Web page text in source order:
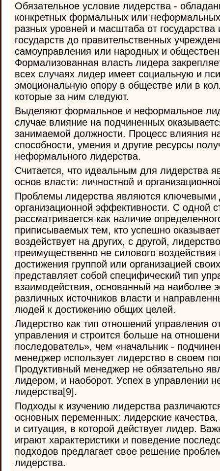
Обязательное условие лидерства -
конкретных формальных или
разных уровней и масштаба от
государств до правительственных
самоуправления или народных и
Формализованная власть лидера
всех случаях лидер имеет социальную и
эмоциональную опору в обществе или в
которые за ним следуют.
Выделяют формальное и неформальное
случае влияние на подчиненных
занимаемой должности. Процесс влияния
способности, умения и другие ресурсы
неформального лидерства.
Считается, что идеальным для лидерства
основ власти: личностной и
Проблемы лидерства являются ключевыми
организационной эффективности. С одной
рассматривается как наличие
приписываемых тем, кто успешно
воздействует на других, с другой,
преимущественно не силового
достижения группой или организацией
представляет собой специфический тип
взаимодействия, основанный на наиболее
различных источников власти и
людей к достижению общих целей.
Лидерство как тип отношений управления
управления и строится больше на
последователь», чем «начальник -
менеджер использует лидерство в своем
Продуктивный менеджер не обязательно
лидером, и наоборот. Успех в управлении
лидерства[9].
Подходы к изучению лидерства
основных переменных: лидерские
и ситуация, в которой действует лидер.
играют характеристики и поведение
подходов предлагает свое решение
лидерства.